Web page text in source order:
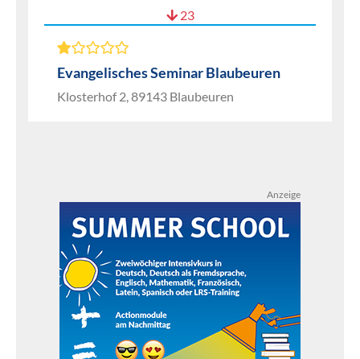
23
Evangelisches Seminar Blaubeuren
Klosterhof 2, 89143 Blaubeuren
Anzeige